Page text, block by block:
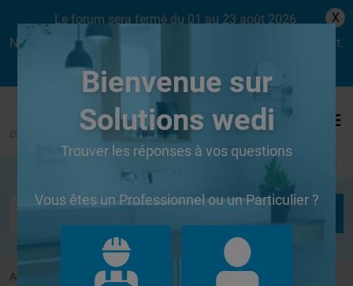
Le forum sera fermé du 01 au 23 août 2026.
Nous aurons le plaisir de vous retrouver dès le lundi 24 août.
X
Se connecter
Accueil Forums
Douches à l'Italienne
Bienvenue sur
Solutions wedi
Trouver les réponses à vos questions
Vous êtes un Professionnel ou un Particulier ?